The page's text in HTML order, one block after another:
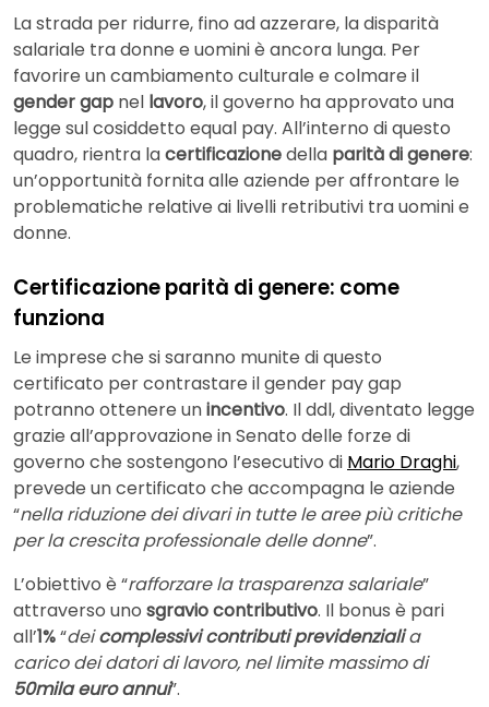
La strada per ridurre, fino ad azzerare, la disparità
salariale tra donne e uomini è ancora lunga. Per
favorire un cambiamento culturale e colmare il
gender gap nel lavoro, il governo ha approvato una
legge sul cosiddetto equal pay. All’interno di questo
quadro, rientra lacertificazionedella parità di genere:
un’opportunità fornita alle aziende per affrontare le
problematiche relative ai livelli retributivi tra uomini e
donne.
Certificazione parità di genere: come
funziona
Le imprese che si saranno munite di questo
certificato per contrastare il gender pay gap
potranno ottenere unincentivo. Il ddl, diventato legge
grazie all’approvazione in Senato delle forze di
governo che sostengono l’esecutivo di Mario Draghi,
prevede un certificato che accompagna le aziende
“nella riduzione dei divari in tutte le aree più critiche
per la crescita professionale delle donne”.
L’obiettivo è “rafforzare la trasparenza salariale”
attraverso uno sgravio contributivo. Il bonus è pari
all’1%“deicomplessivi contributi previdenzialia
carico dei datori di lavoro, nel limite massimo di
50mila euro annui”.